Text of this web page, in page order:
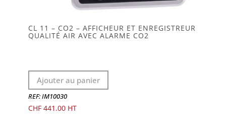
CL 11 – CO2 – AFFICHEUR ET ENREGISTREUR
QUALITÉ AIR AVEC ALARME CO2
Ajouter au panier
REF: IM10030
CHF441.00